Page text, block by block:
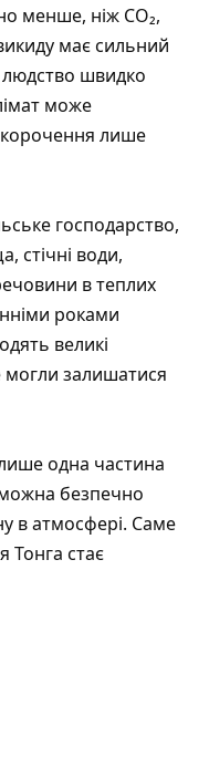
менше, ніж CO₂,
має сильний
швидко
може
лише
господарство,
стічні води,
в теплих
роками
великі
могли залишатися
одна частина
безпечно
в атмосфері. Саме
Тонга стає